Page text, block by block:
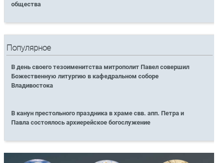
общества
Популярное
В день своего тезоименитства митрополит Павел совершил
Божественную литургию в кафедральном соборе
Владивостока
В канун престольного праздника в храме свв. апп. Петра и
Павла состоялось архиерейское богослужение